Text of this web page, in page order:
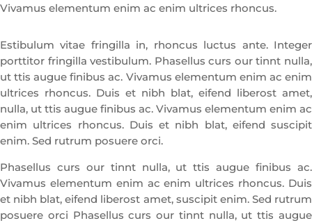
Vivamus elementum enim ac enim ultrices rhoncus.
Estibulum vitae fringilla in, rhoncus luctus ante. Integer
porttitor fringilla vestibulum. Phasellus curs our tinnt nulla,
ut ttis augue finibus ac. Vivamus elementum enim ac enim
ultrices rhoncus. Duis et nibh blat, eifend liberost amet,
nulla, ut ttis augue finibus ac. Vivamus elementum enim ac
enim ultrices rhoncus. Duis et nibh blat, eifend suscipit
enim. Sed rutrum posuere orci.
Phasellus curs our tinnt nulla, ut ttis augue finibus ac.
Vivamus elementum enim ac enim ultrices rhoncus. Duis
et nibh blat, eifend liberost amet, suscipit enim. Sed rutrum
posuere orci Phasellus curs our tinnt nulla, ut ttis augue